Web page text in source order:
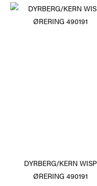
DYRBERG/KERN WISP
ØRERING 490191